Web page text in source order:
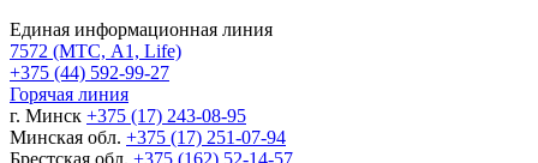
Единая информационная линия
7572 (МТС, A1, Life)
+375 (44) 592-99-27
Горячая линия
г. Минск +375 (17) 243-08-95
Минская обл. +375 (17) 251-07-94
Брестская обл. +375 (162) 52-14-57